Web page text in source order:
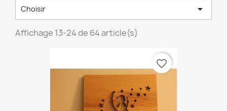
Choisir 
Affichage 13-24 de 64 article(s)
favorite_border